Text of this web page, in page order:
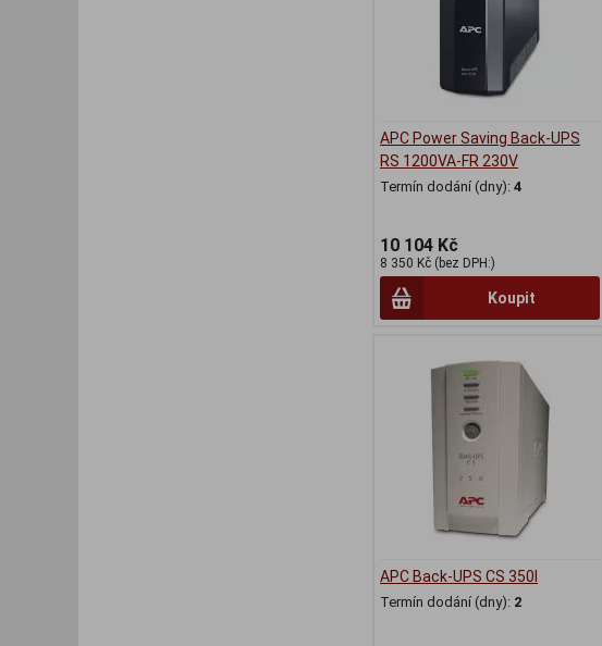
APC Power Saving Back-UPS
RS 1200VA-FR 230V
Termín dodání (dny): 4
10 104 Kč
8 350 Kč (bez DPH:)
Koupit
APC Back-UPS CS 350I
Termín dodání (dny): 2